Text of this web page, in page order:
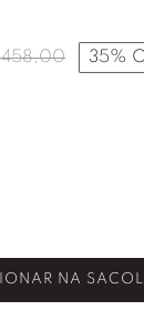
458,00 35%
NA